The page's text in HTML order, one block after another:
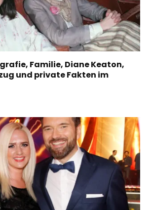
Familie, Diane Keaton,
und private Fakten im